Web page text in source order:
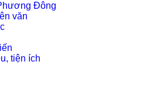
Đông
văn
tiện ích